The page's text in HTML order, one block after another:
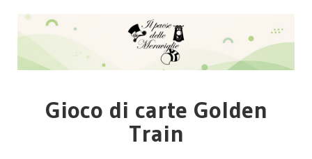
Gioco di carte Golden
Train